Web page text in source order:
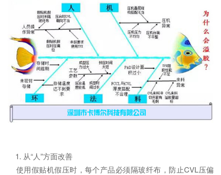
1. 从“人”方面改善
使用假贴机假压时，每个产品必须隔玻纤布，防止CVL压偏